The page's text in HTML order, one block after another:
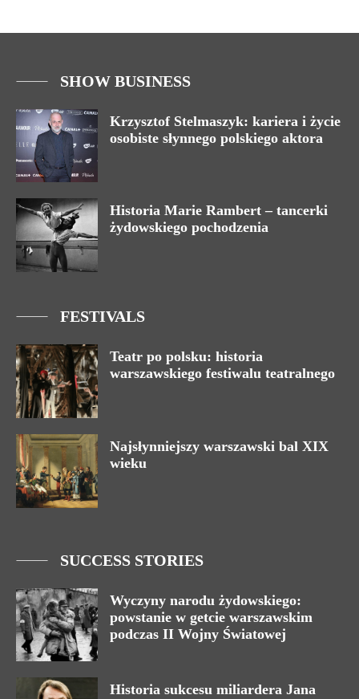
SHOW BUSINESS
Krzysztof Stelmaszyk: kariera i życie
osobiste słynnego polskiego aktora
Historia Marie Rambert – tancerki
żydowskiego pochodzenia
FESTIVALS
Teatr po polsku: historia
warszawskiego festiwalu teatralnego
Najsłynniejszy warszawski bal XIX
wieku
SUCCESS STORIES
Wyczyny narodu żydowskiego:
powstanie w getcie warszawskim
podczas II Wojny Światowej
Historia sukcesu miliardera Jana